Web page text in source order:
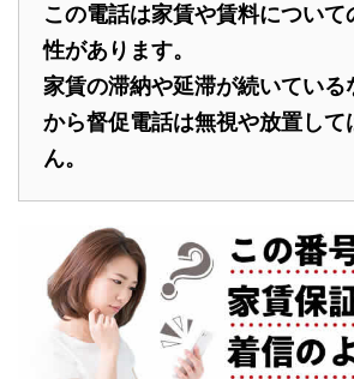
この電話は家賃や賃料について
性があります。
家賃の滞納や延滞が続いている
から督促電話は無視や放置して
ん。